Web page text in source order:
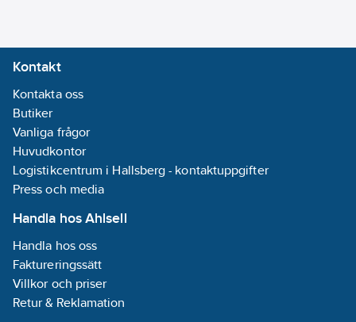
Kontakt
Kontakta oss
Butiker
Vanliga frågor
Huvudkontor
Logistikcentrum i Hallsberg - kontaktuppgifter
Press och media
Handla hos Ahlsell
Handla hos oss
Faktureringssätt
Villkor och priser
Retur & Reklamation